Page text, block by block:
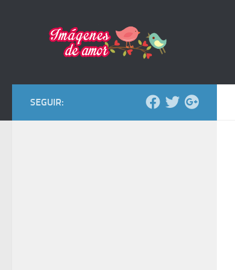
SEGUIR: